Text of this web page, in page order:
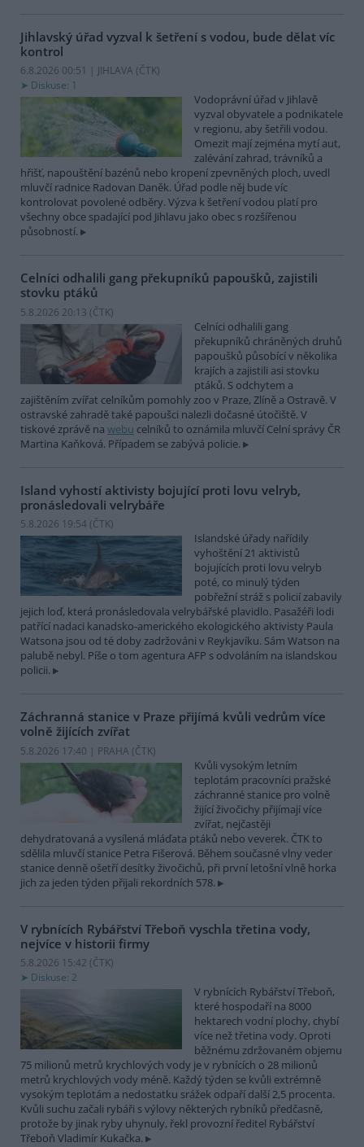
Jihlavský úřad vyzval k šetření s vodou, bude dělat víc
kontrol
6.8.2026 00:51 | JIHLAVA (ČTK)
Diskuse: 1
Vodoprávní úřad v Jihlavě
vyzval obyvatele a podnikatele
v regionu, aby šetřili vodou.
Omezit mají zejména mytí aut,
zalévání zahrad, trávníků a
hřišť, napouštění bazénů nebo kropení zpevněných ploch, uvedl
mluvčí radnice Radovan Daněk. Úřad podle něj bude víc
kontrolovat povolené odběry. Výzva k šetření vodou platí pro
všechny obce spadající pod Jihlavu jako obec s rozšířenou
působností.
Celníci odhalili gang překupníků papoušků, zajistili
stovku ptáků
5.8.2026 20:13 (ČTK)
Celníci odhalili gang
překupníků chráněných druhů
papoušků působící v několika
krajích a zajistili asi stovku
ptáků. S odchytem a
zajištěním zvířat celníkům pomohly zoo v Praze, Zlíně a Ostravě. V
ostravské zahradě také papoušci nalezli dočasné útočiště. V
tiskové zprávě na webu celníků to oznámila mluvčí Celní správy ČR
Martina Kaňková. Případem se zabývá policie.
Island vyhostí aktivisty bojující proti lovu velryb,
pronásledovali velrybáře
5.8.2026 19:54 (ČTK)
Islandské úřady nařídily
vyhoštění 21 aktivistů
bojujících proti lovu velryb
poté, co minulý týden
pobřežní stráž s policií zabavily
jejich loď, která pronásledovala velrybářské plavidlo. Pasažéři lodi
patřící nadaci kanadsko-amerického ekologického aktivisty Paula
Watsona jsou od té doby zadržováni v Reykjavíku. Sám Watson na
palubě nebyl. Píše o tom agentura AFP s odvoláním na islandskou
policii.
Záchranná stanice v Praze přijímá kvůli vedrům více
volně žijících zvířat
5.8.2026 17:40 | PRAHA (ČTK)
Kvůli vysokým letním
teplotám pracovníci pražské
záchranné stanice pro volně
žijící živočichy přijímají více
zvířat, nejčastěji
dehydratovaná a vysílená mláďata ptáků nebo veverek. ČTK to
sdělila mluvčí stanice Petra Fišerová. Během současné vlny veder
stanice denně ošetří desítky živočichů, při první letošní vlně horka
jich za jeden týden přijali rekordních 578.
V rybnících Rybářství Třeboň vyschla třetina vody,
nejvíce v historii firmy
5.8.2026 15:42 (ČTK)
Diskuse: 2
V rybnících Rybářství Třeboň,
které hospodaří na 8000
hektarech vodní plochy, chybí
více než třetina vody. Oproti
běžnému zdržovaném objemu
75 milionů metrů krychlových vody je v rybnících o 28 milionů
metrů krychlových vody méně. Každý týden se kvůli extrémně
vysokým teplotám a nedostatku srážek odpaří další 2,5 procenta.
Kvůli suchu začali rybáři s výlovy některých rybníků předčasně,
protože by jinak ryby uhynuly, řekl provozní ředitel Rybářství
Třeboň Vladimír Kukačka.